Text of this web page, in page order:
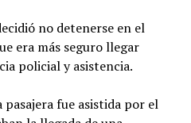
no detenerse en el
era más seguro llegar
policial y asistencia.
fue asistida por el